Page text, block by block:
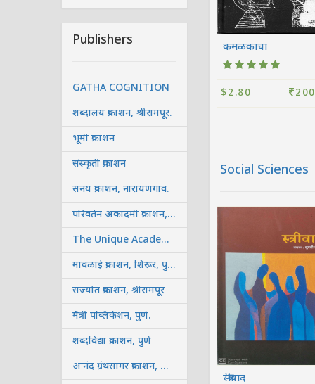
Publishers
GATHA COGNITION
शब्दालय प्रकाशन, श्रीरामपूर.
भूमी प्रकाशन
संस्कृती प्रकाशन
सनय प्रकाशन, नारायणगाव.
परिवर्तन अकादमी प्रकाशन, सोलापूर
The Unique Academy, Pune.
मावळाई प्रकाशन, शिरूर, पुणे.
संज्योत प्रकाशन, श्रीरामपूर
मैत्री पब्लिकेशन, पुणे.
शब्दविद्या प्रकाशन, पुणे
आनंद ग्रंथसागर प्रकाशन, कोल्हापूर
कमळकाचा
$2.80
Social Sciences
स्त्रीवाद